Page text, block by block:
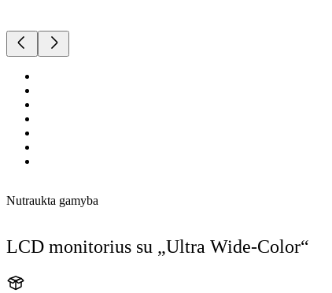
Nutraukta gamyba
LCD monitorius su „Ultra Wide-Color“